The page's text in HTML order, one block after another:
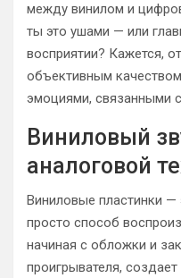
между винилом и
ты это ушами — или
восприятии? Кажется,
объективным
эмоциями, связанными
Виниловый
аналоговой
Виниловые пластинки —
просто способ
начиная с обложки и
проигрывателя,